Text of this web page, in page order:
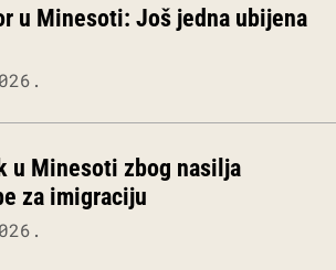
u Minesoti: Još jedna ubijena
u Minesoti zbog nasilja
za imigraciju